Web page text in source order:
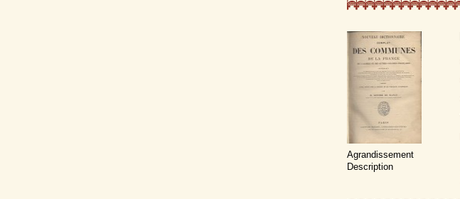
Agrandissement
Description